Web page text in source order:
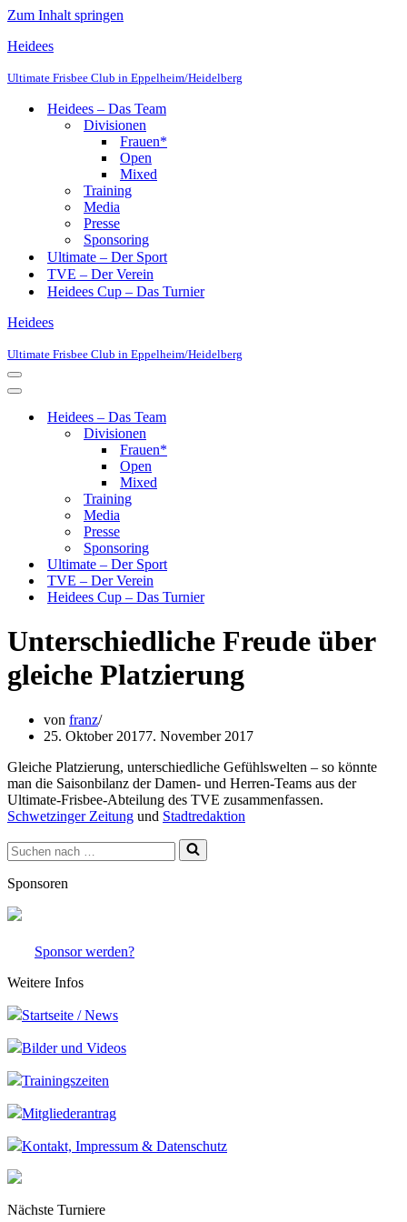
Zum Inhalt springen
Heidees
Ultimate Frisbee Club in Eppelheim/Heidelberg
Heidees – Das Team
Divisionen
Frauen*
Open
Mixed
Training
Media
Presse
Sponsoring
Ultimate – Der Sport
TVE – Der Verein
Heidees Cup – Das Turnier
Heidees
Ultimate Frisbee Club in Eppelheim/Heidelberg
Navigationsmenü
Navigationsmenü
Heidees – Das Team
Divisionen
Frauen*
Open
Mixed
Training
Media
Presse
Sponsoring
Ultimate – Der Sport
TVE – Der Verein
Heidees Cup – Das Turnier
Unterschiedliche Freude über
gleiche Platzierung
von franz
25. Oktober 20177. November 2017
Gleiche Platzierung, unterschiedliche Gefühlswelten – so könnte
man die Saisonbilanz der Damen- und Herren-Teams aus der
Ultimate-Frisbee-Abteilung des TVE zusammenfassen.
Schwetzinger Zeitung und Stadtredaktion
Suchen
nach …
Sponsoren
Sponsor werden?
Weitere Infos
Startseite / News
Bilder und Videos
Trainingszeiten
Mitgliederantrag
Kontakt, Impressum & Datenschutz
Nächste Turniere